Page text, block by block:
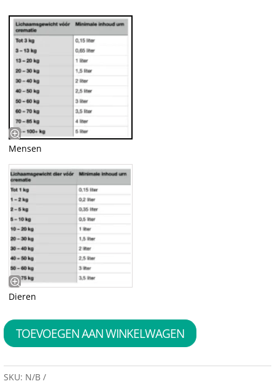
Mensen
Dieren
TOEVOEGEN AAN WINKELWAGEN
SKU: N/B